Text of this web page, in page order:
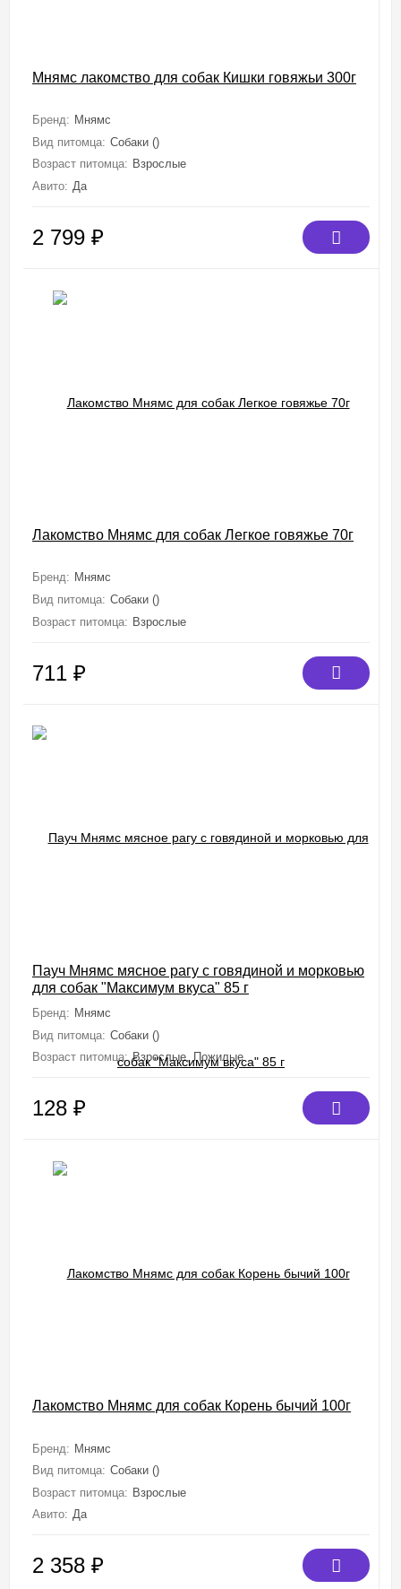
Мнямс лакомство для собак Кишки говяжьи 300г
Бренд: Мнямс
Вид питомца: Собаки ()
Возраст питомца: Взрослые
Авито: Да
2 799 ₽
Лакомство Мнямс для собак Легкое говяжье 70г
Бренд: Мнямс
Вид питомца: Собаки ()
Возраст питомца: Взрослые
711 ₽
Пауч Мнямс мясное рагу с говядиной и морковью
для собак "Максимум вкуса" 85 г
Бренд: Мнямс
Вид питомца: Собаки ()
Возраст питомца: Взрослые, Пожилые
128 ₽
Лакомство Мнямс для собак Корень бычий 100г
Бренд: Мнямс
Вид питомца: Собаки ()
Возраст питомца: Взрослые
Авито: Да
2 358 ₽